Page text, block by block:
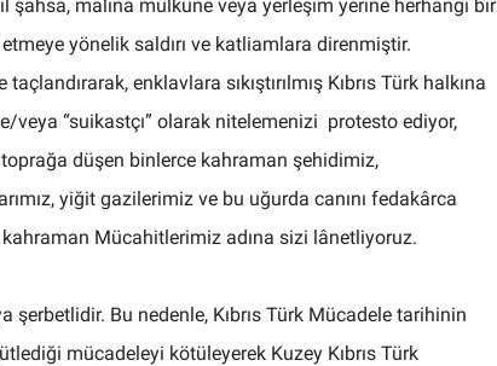
şahsa, malına mülküne veya yerleşim yerine herhangi bir
etmeye yönelik saldırı ve katliamlara direnmiştir.
enklavlara sıkıştırılmış Kıbrıs Türk halkına
veya “suikastçı” olarak nitelemenizi protesto ediyor,
düşen binlerce kahraman şehidimiz,
yiğit gazilerimiz ve bu uğurda canını fedakârca
Mücahitlerimiz adına sizi lânetliyoruz.
şerbetlidir. Bu nedenle, Kıbrıs Türk Mücadele tarihinin
mücadeleyi kötüleyerek Kuzey Kıbrıs Türk